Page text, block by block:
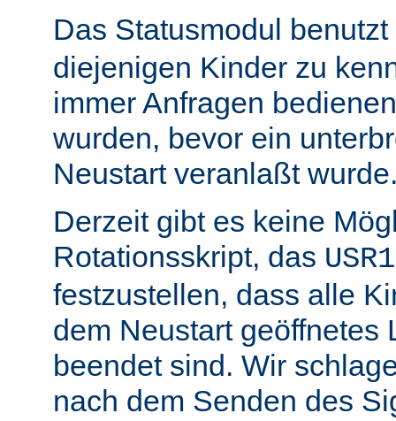
Das Statusmodul
diejenigen Kinder zu
immer Anfragen
wurden, bevor ein
Neustart veranlaßt
Derzeit gibt es keine
Rotationsskript, das USR1
festzustellen, dass alle
dem Neustart geöffnetes
beendet sind. Wir
nach dem Senden des